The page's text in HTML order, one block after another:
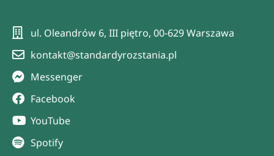
ul. Oleandrów 6, III piętro, 00-629 Warszawa
kontakt@standardyrozstania.pl
Messenger
Facebook
YouTube
Spotify